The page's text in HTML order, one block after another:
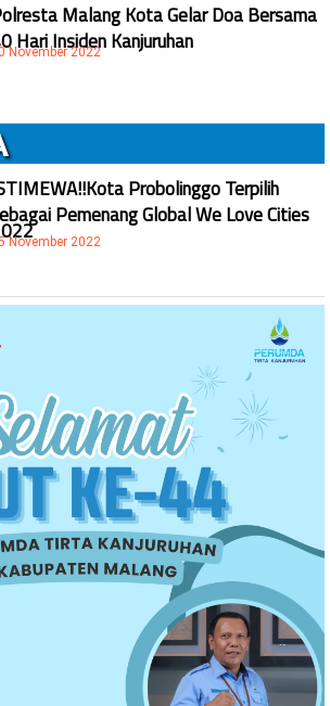
Malang Kota Gelar Doa Bersama
Hari Insiden Kanjuruhan
November 2022
Probolinggo Terpilih
Pemenang Global We Love Cities
November 2022